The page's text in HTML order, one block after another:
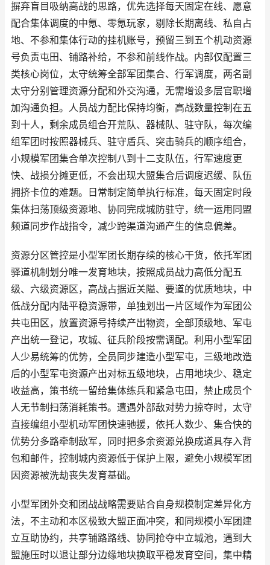
摒弃盲目吸纳高战的思路，优先选择每天固定在线、愿意
配合集体调度的中氪、零氪玩家，剔除长期离线、私自占
地、不参和集体行动的挂机账号，预留三到五个机动资源
号负责屯田、铺路补给，不参和前线作战。内部仅配置三
类核心岗位，太守统筹全部军团集合、行军调度，两名副
太守分别管理资源分配和外交沟通，无需增设多层官职增
加沟通负担。人员战力配比保持均衡，高战数量控制在五
到十人，剩余成员组合开荒队、器械队、驻守队，每次编
组军团时按照器械兵、驻守盾兵、突击骑兵的顺序组合，
小规模军团集合单次控制八到十二支队伍，行军速度更
快、战损分摊更低，不会出现大盟集合后调度迟缓、队伍
拥挤卡位的难题。日常制定简单执行标准，每天固定时段
集体扫荡顶级资源地、协同完成城防驻守，统一运用同盟
频道同步作战指令，减少跨渠道沟通产生的信息偏差。
资源分区管控是小型军团长期存续的核心干货，依托军团
驿道机制划分唯一发育地块，按照成员战力高低分配五
级、六级资源区，高战占据近关隘、要道的优质地块，中
低战分配内陆平稳资源带，单独划出一片区域作为军团公
共屯田区，放置资源号持续产出物资，全部顶级地、军屯
产出统一登记，攻城、征兵阶段按需调配。利用小型军团
人少易统筹的优势，全员同步建造小型军屯，三级地改造
后的小型军屯资源产出对标五级地块，占用地块少、稳定
收益高，策书统一留给集体练兵和紧急屯田，禁止成员个
人无节制扫荡消耗策书。遭遇外部敌对势力掠夺时，太守
直接编组小型机动军团快速驰援，依托人数少、集合快的
优势分多路牵制敌军，同时把多余资源兑换成道具存入背
包和邮件，控制城内资源低于保护上限，避免小规模军团
因资源被洗劫丧失发育基础。
小型军团外交和团战战略需要贴合自身规模制定差异化方
法，不主动和本区极致大盟正面冲突，和同规模小军团建
立互助协约，共享铺路路线、协同抢夺中立城池，遇到大
盟施压时以退让部分边缘地块换取平稳发育空间，集中精